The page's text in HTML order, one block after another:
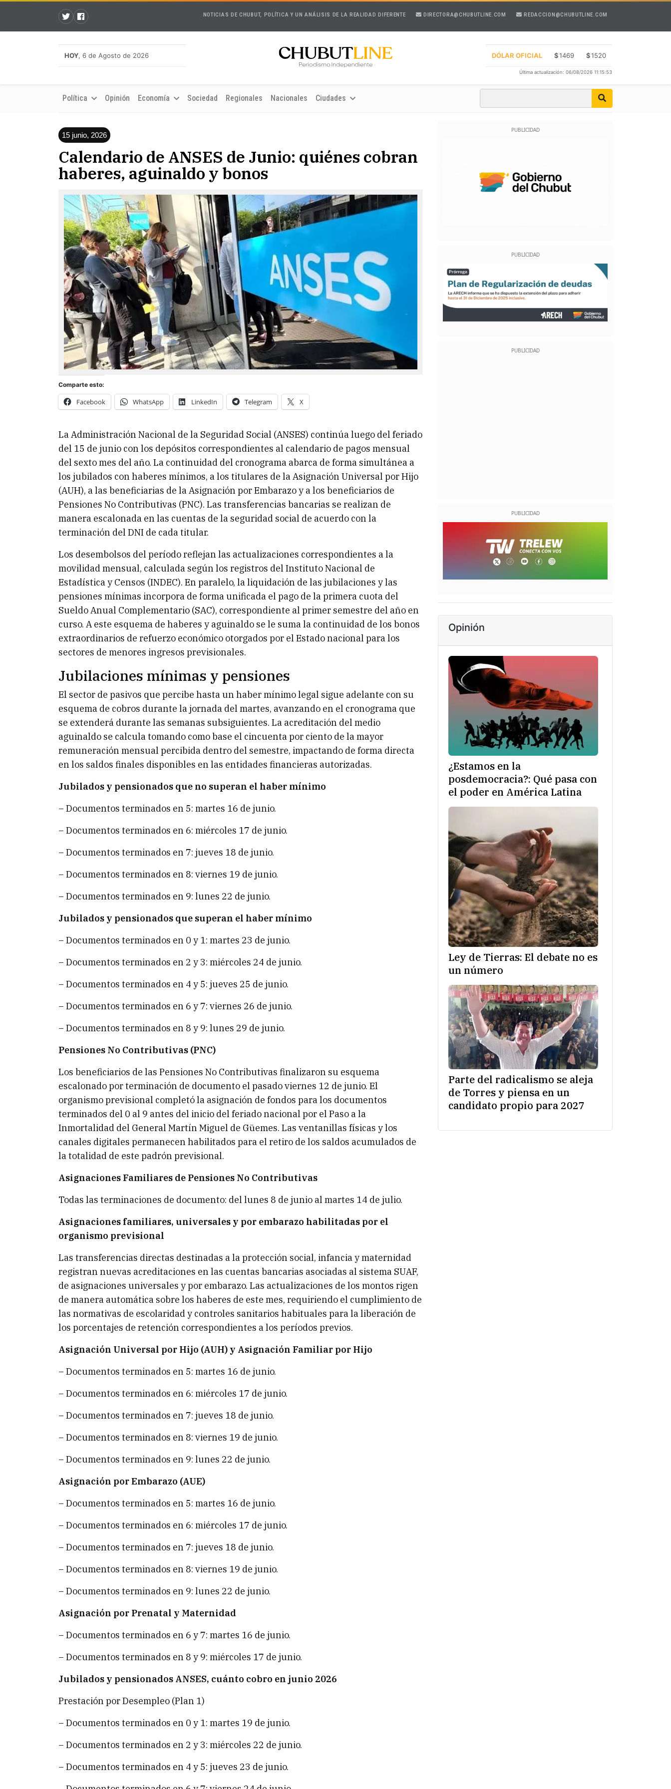
NOTICIAS DE CHUBUT, POLÍTICA Y UN ANÁLISIS DE LA REALIDAD DIFERENTE DIRECTORA@CHUBUTLINE.COM REDACCION@CHUBUTLINE.COM
HOY, 6 de Agosto de 2026 DÓLAR OFICIAL $1469 $1520
Última actualización: 06/08/2026 11:15:53
Política Opinión Economía Sociedad Regionales Nacionales Ciudades
15 junio, 2026
Calendario de ANSES de Junio: quiénes cobran
haberes, aguinaldo y bonos
Comparte esto:
Facebook WhatsApp LinkedIn Telegram X
La Administración Nacional de la Seguridad Social (ANSES) continúa luego del feriado
del 15 de junio con los depósitos correspondientes al calendario de pagos mensual
del sexto mes del año. La continuidad del cronograma abarca de forma simultánea a
los jubilados con haberes mínimos, a los titulares de la Asignación Universal por Hijo
(AUH), a las beneficiarias de la Asignación por Embarazo y a los beneficiarios de
Pensiones No Contributivas (PNC). Las transferencias bancarias se realizan de
manera escalonada en las cuentas de la seguridad social de acuerdo con la
terminación del DNI de cada titular.
Los desembolsos del período reflejan las actualizaciones correspondientes a la
movilidad mensual, calculada según los registros del Instituto Nacional de
Estadística y Censos (INDEC). En paralelo, la liquidación de las jubilaciones y las
pensiones mínimas incorpora de forma unificada el pago de la primera cuota del
Sueldo Anual Complementario (SAC), correspondiente al primer semestre del año en
curso. A este esquema de haberes y aguinaldo se le suma la continuidad de los bonos
extraordinarios de refuerzo económico otorgados por el Estado nacional para los
sectores de menores ingresos previsionales.
Jubilaciones mínimas y pensiones
El sector de pasivos que percibe hasta un haber mínimo legal sigue adelante con su
esquema de cobros durante la jornada del martes, avanzando en el cronograma que
se extenderá durante las semanas subsiguientes. La acreditación del medio
aguinaldo se calcula tomando como base el cincuenta por ciento de la mayor
remuneración mensual percibida dentro del semestre, impactando de forma directa
en los saldos finales disponibles en las entidades financieras autorizadas.
Jubilados y pensionados que no superan el haber mínimo
– Documentos terminados en 5: martes 16 de junio.
– Documentos terminados en 6: miércoles 17 de junio.
– Documentos terminados en 7: jueves 18 de junio.
– Documentos terminados en 8: viernes 19 de junio.
– Documentos terminados en 9: lunes 22 de junio.
Jubilados y pensionados que superan el haber mínimo
– Documentos terminados en 0 y 1: martes 23 de junio.
– Documentos terminados en 2 y 3: miércoles 24 de junio.
– Documentos terminados en 4 y 5: jueves 25 de junio.
– Documentos terminados en 6 y 7: viernes 26 de junio.
– Documentos terminados en 8 y 9: lunes 29 de junio.
Pensiones No Contributivas (PNC)
Los beneficiarios de las Pensiones No Contributivas finalizaron su esquema
escalonado por terminación de documento el pasado viernes 12 de junio. El
organismo previsional completó la asignación de fondos para los documentos
terminados del 0 al 9 antes del inicio del feriado nacional por el Paso a la
Inmortalidad del General Martín Miguel de Güemes. Las ventanillas físicas y los
canales digitales permanecen habilitados para el retiro de los saldos acumulados de
la totalidad de este padrón previsional.
Asignaciones Familiares de Pensiones No Contributivas
Todas las terminaciones de documento: del lunes 8 de junio al martes 14 de julio.
Asignaciones familiares, universales y por embarazo habilitadas por el
organismo previsional
Las transferencias directas destinadas a la protección social, infancia y maternidad
registran nuevas acreditaciones en las cuentas bancarias asociadas al sistema SUAF,
de asignaciones universales y por embarazo. Las actualizaciones de los montos rigen
de manera automática sobre los haberes de este mes, requiriendo el cumplimiento de
las normativas de escolaridad y controles sanitarios habituales para la liberación de
los porcentajes de retención correspondientes a los períodos previos.
Asignación Universal por Hijo (AUH) y Asignación Familiar por Hijo
– Documentos terminados en 5: martes 16 de junio.
– Documentos terminados en 6: miércoles 17 de junio.
– Documentos terminados en 7: jueves 18 de junio.
– Documentos terminados en 8: viernes 19 de junio.
– Documentos terminados en 9: lunes 22 de junio.
Asignación por Embarazo (AUE)
– Documentos terminados en 5: martes 16 de junio.
– Documentos terminados en 6: miércoles 17 de junio.
– Documentos terminados en 7: jueves 18 de junio.
– Documentos terminados en 8: viernes 19 de junio.
– Documentos terminados en 9: lunes 22 de junio.
Asignación por Prenatal y Maternidad
– Documentos terminados en 6 y 7: martes 16 de junio.
– Documentos terminados en 8 y 9: miércoles 17 de junio.
Jubilados y pensionados ANSES, cuánto cobro en junio 2026
Prestación por Desempleo (Plan 1)
– Documentos terminados en 0 y 1: martes 19 de junio.
– Documentos terminados en 2 y 3: miércoles 22 de junio.
– Documentos terminados en 4 y 5: jueves 23 de junio.
Opinión
¿Estamos en la
posdemocracia?: Qué pasa con
el poder en América Latina
Ley de Tierras: El debate no es
un número
Parte del radicalismo se aleja
de Torres y piensa en un
candidato propio para 2027